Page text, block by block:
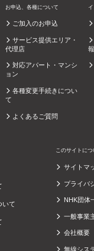
お申込、各種について
ご加入のお申込
サービス提供エリア・
代理店
対応アパート・マンシ
ョン
各種変更手続きについ
て
よくあるご質問
報
いて
このサイトにつ
サイトマ
プライバ
NHK団体
一般事業
会社概要
無線シス